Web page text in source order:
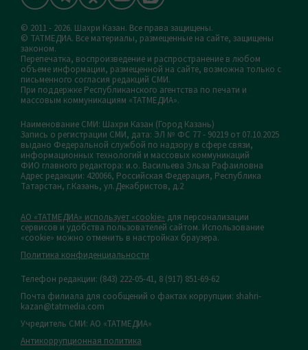
© 2011 - 2026. Шахри Казан. Все права защищены.
© ТАТМЕДИА. Все материалы, размещенные на сайте, защищены
законом.
Перепечатка, воспроизведение и распространение в любом
объеме информации, размещенной на сайте, возможна только с
письменного согласия редакций СМИ.
При поддержке Республиканского агентства по печати и
массовым коммуникациям «ТАТМЕДИА».
Наименование СМИ: Шахри Казан (Город Казань)
Запись о регистрации СМИ, дата: ЭЛ № ФС 77 - 90219 от 07.10.2025
выдано Федеральной службой по надзору в сфере связи,
информационных технологий и массовых коммуникаций
ФИО главного редактора: и.о. Васильева Эльза Рафаиловна
Адрес редакции: 420066, Российская Федерация, Республика
Татарстан, г.Казань, ул.Декабристов, д.2
АО «ТАТМЕДИА» использует «cookie» для персонализации
сервисов и удобства пользователей сайтом. Использование
«cookie» можно отменить в настройках браузера.
Политика конфиденциальности
Телефон редакции: (843) 222-05-41, 8 (917) 851-69-62
Почта филиала для сообщений о фактах коррупции: shahri-
kazan@tatmedia.com
Учредитель СМИ: АО «ТАТМЕДИА»
Антикоррупционная политика